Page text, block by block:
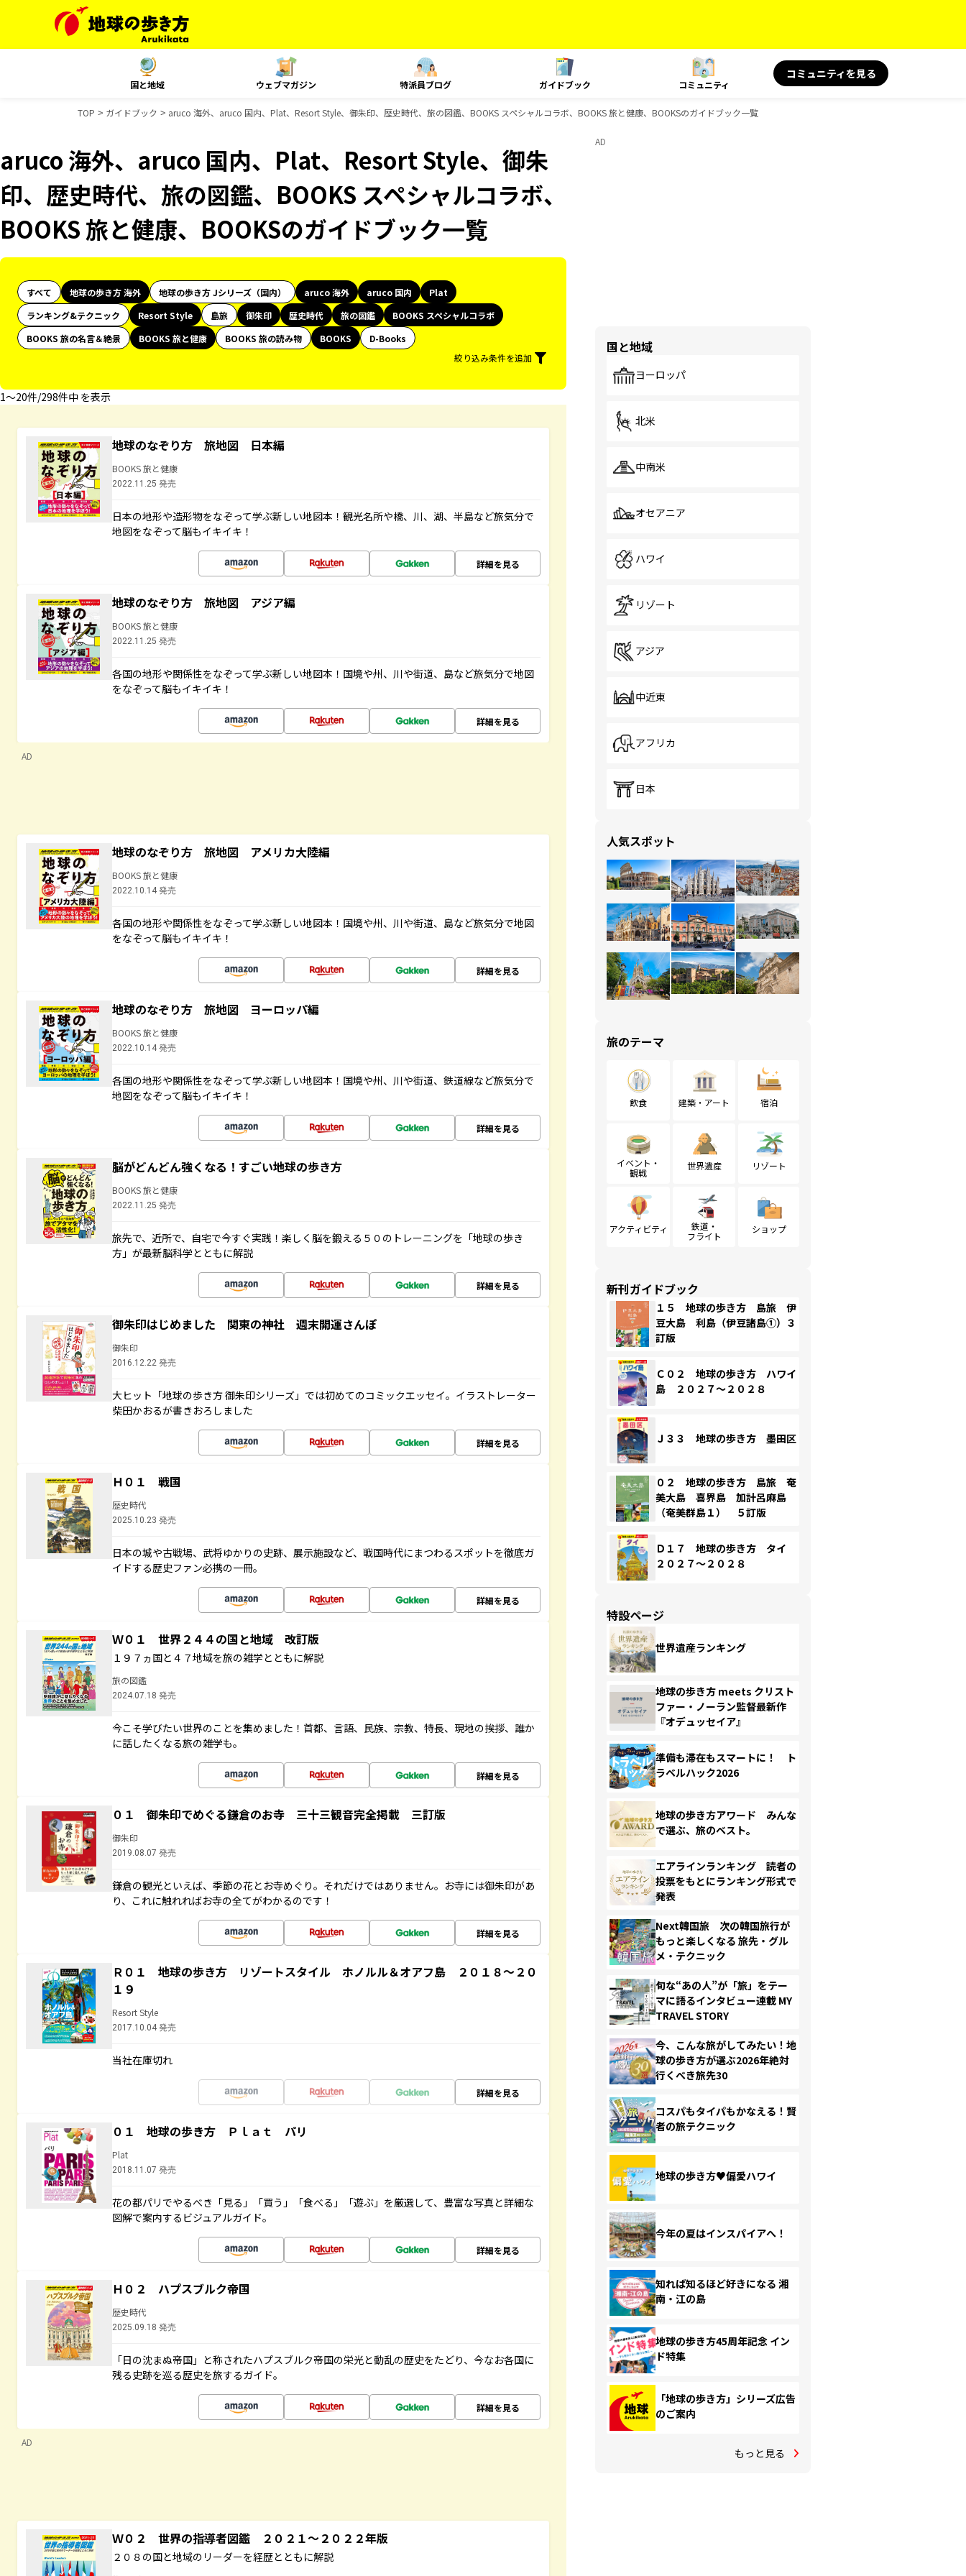
国と地域 ウェブマガジン 特派員ブログ ガイドブック コミュニティ
コミュニティを見る
TOP ガイドブック aruco 海外、aruco 国内、Plat、Resort Style、御朱印、歴史時代、旅の図鑑、BOOKS スペシャルコラボ、BOOKS 旅と健康、BOOKSのガイドブック一覧
aruco 海外、aruco 国内、Plat、Resort Style、御朱
印、歴史時代、旅の図鑑、BOOKS スペシャルコラボ、
BOOKS 旅と健康、BOOKSのガイドブック一覧
すべて 地球の歩き方 海外 地球の歩き方 Jシリーズ（国内） aruco 海外 aruco 国内
Plat
ランキング&テクニック
Resort Style 島旅 御朱印 歴史時代 旅の図鑑
BOOKS スペシャルコラボ
BOOKS 旅の名言＆絶景
BOOKS 旅と健康 BOOKS 旅の読み物 BOOKS
D-Books
絞り込み条件を追加
1〜20件/298件中 を表示
地球のなぞり方 旅地図 日本編
BOOKS 旅と健康
2022.11.25 発売
日本の地形や造形物をなぞって学ぶ新しい地図本！観光名所や橋、川、湖、半島など旅気分で
地図をなぞって脳もイキイキ！
詳細を見る
地球のなぞり方 旅地図 アジア編
BOOKS 旅と健康
2022.11.25 発売
各国の地形や関係性をなぞって学ぶ新しい地図本！国境や州、川や街道、島など旅気分で地図
をなぞって脳もイキイキ！
詳細を見る
AD
地球のなぞり方 旅地図 アメリカ大陸編
BOOKS 旅と健康
2022.10.14 発売
各国の地形や関係性をなぞって学ぶ新しい地図本！国境や州、川や街道、島など旅気分で地図
をなぞって脳もイキイキ！
詳細を見る
地球のなぞり方 旅地図 ヨーロッパ編
BOOKS 旅と健康
2022.10.14 発売
各国の地形や関係性をなぞって学ぶ新しい地図本！国境や州、川や街道、鉄道線など旅気分で
地図をなぞって脳もイキイキ！
詳細を見る
脳がどんどん強くなる！すごい地球の歩き方
BOOKS 旅と健康
2022.11.25 発売
旅先で、近所で、自宅で今すぐ実践！楽しく脳を鍛える５０のトレーニングを「地球の歩き
方」が最新脳科学とともに解説
詳細を見る
御朱印はじめました 関東の神社 週末開運さんぽ
御朱印
2016.12.22 発売
大ヒット「地球の歩き方 御朱印シリーズ」では初めてのコミックエッセイ。イラストレーター
柴田かおるが書きおろしました
詳細を見る
Ｈ０１ 戦国
歴史時代
2025.10.23 発売
日本の城や古戦場、武将ゆかりの史跡、展示施設など、戦国時代にまつわるスポットを徹底ガ
イドする歴史ファン必携の一冊。
詳細を見る
Ｗ０１ 世界２４４の国と地域 改訂版
１９７ヵ国と４７地域を旅の雑学とともに解説
旅の図鑑
2024.07.18 発売
今こそ学びたい世界のことを集めました！首都、言語、民族、宗教、特長、現地の挨拶、誰か
に話したくなる旅の雑学も。
詳細を見る
０１ 御朱印でめぐる鎌倉のお寺 三十三観音完全掲載 三訂版
御朱印
2019.08.07 発売
鎌倉の観光といえば、季節の花とお寺めぐり。それだけではありません。お寺には御朱印があ
り、これに触れればお寺の全てがわかるのです！
詳細を見る
Ｒ０１ 地球の歩き方 リゾートスタイル ホノルル＆オアフ島 ２０１８～２０
１９
Resort Style
2017.10.04 発売
当社在庫切れ
詳細を見る
０１ 地球の歩き方 Ｐｌａｔ パリ
Plat
2018.11.07 発売
花の都パリでやるべき「見る」「買う」「食べる」「遊ぶ」を厳選して、豊富な写真と詳細な
図解で案内するビジュアルガイド。
詳細を見る
Ｈ０２ ハプスブルク帝国
歴史時代
2025.09.18 発売
「日の沈まぬ帝国」と称されたハプスブルク帝国の栄光と動乱の歴史をたどり、今なお各国に
残る史跡を巡る歴史を旅するガイド。
詳細を見る
AD
Ｗ０２ 世界の指導者図鑑 ２０２１～２０２２年版
２０８の国と地域のリーダーを経歴とともに解説
AD
国と地域
ヨーロッパ
北米
中南米
オセアニア
ハワイ
リゾート
アジア
中近東
アフリカ
日本
人気スポット
旅のテーマ
飲食 建築・アート 宿泊
イベント・
観戦
世界遺産 リゾート
アクティビティ
鉄道・
フライト
ショップ
新刊ガイドブック
１５ 地球の歩き方 島旅 伊
豆大島 利島（伊豆諸島①）３
訂版
Ｃ０２ 地球の歩き方 ハワイ
島 ２０２７～２０２８
Ｊ３３ 地球の歩き方 墨田区
０２ 地球の歩き方 島旅 奄
美大島 喜界島 加計呂麻島
（奄美群島１） ５訂版
Ｄ１７ 地球の歩き方 タイ
２０２７～２０２８
特設ページ
世界遺産ランキング
地球の歩き方 meets クリスト
ファー・ノーラン監督最新作
『オデュッセイア』
準備も滞在もスマートに！ ト
ラベルハック2026
地球の歩き方アワード みんな
で選ぶ、旅のベスト。
エアラインランキング 読者の
投票をもとにランキング形式で
発表
Next韓国旅 次の韓国旅行が
もっと楽しくなる 旅先・グル
メ・テクニック
旬な“あの人”が「旅」をテー
マに語るインタビュー連載 MY
TRAVEL STORY
今、こんな旅がしてみたい！地
球の歩き方が選ぶ2026年絶対
行くべき旅先30
コスパもタイパもかなえる！賢
者の旅テクニック
地球の歩き方♥偏愛ハワイ
今年の夏はインスパイアへ！
知れば知るほど好きになる 湘
南・江の島
地球の歩き方45周年記念 イン
ド特集
「地球の歩き方」シリーズ広告
のご案内
もっと見る